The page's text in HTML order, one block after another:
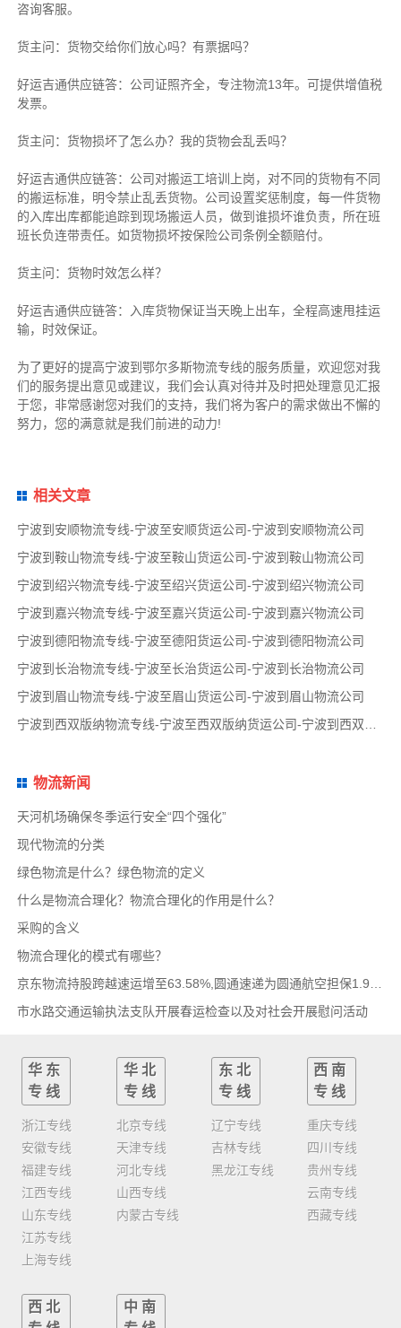
咨询客服。
货主问：货物交给你们放心吗？有票据吗？
好运吉通供应链答：公司证照齐全，专注物流13年。可提供增值税
发票。
货主问：货物损坏了怎么办？我的货物会乱丢吗？
好运吉通供应链答：公司对搬运工培训上岗，对不同的货物有不同
的搬运标准，明令禁止乱丢货物。公司设置奖惩制度，每一件货物
的入库出库都能追踪到现场搬运人员，做到谁损坏谁负责，所在班
班长负连带责任。如货物损坏按保险公司条例全额赔付。
货主问：货物时效怎么样？
好运吉通供应链答：入库货物保证当天晚上出车，全程高速甩挂运
输，时效保证。
为了更好的提高宁波到鄂尔多斯物流专线的服务质量，欢迎您对我
们的服务提出意见或建议，我们会认真对待并及时把处理意见汇报
于您，非常感谢您对我们的支持，我们将为客户的需求做出不懈的
努力，您的满意就是我们前进的动力!
相关文章
宁波到安顺物流专线-宁波至安顺货运公司-宁波到安顺物流公司
宁波到鞍山物流专线-宁波至鞍山货运公司-宁波到鞍山物流公司
宁波到绍兴物流专线-宁波至绍兴货运公司-宁波到绍兴物流公司
宁波到嘉兴物流专线-宁波至嘉兴货运公司-宁波到嘉兴物流公司
宁波到德阳物流专线-宁波至德阳货运公司-宁波到德阳物流公司
宁波到长治物流专线-宁波至长治货运公司-宁波到长治物流公司
宁波到眉山物流专线-宁波至眉山货运公司-宁波到眉山物流公司
物流新闻
天河机场确保冬季运行安全“四个强化”
现代物流的分类
绿色物流是什么？绿色物流的定义
什么是物流合理化？物流合理化的作用是什么？
采购的含义
物流合理化的模式有哪些？
市水路交通运输执法支队开展春运检查以及对社会开展慰问活动
华东
专线
浙江专线
安徽专线
福建专线
江西专线
山东专线
江苏专线
上海专线
华北
专线
北京专线
天津专线
河北专线
山西专线
内蒙古专线
东北
专线
辽宁专线
吉林专线
黑龙江专线
西南
专线
重庆专线
四川专线
贵州专线
云南专线
西藏专线
西北
中南